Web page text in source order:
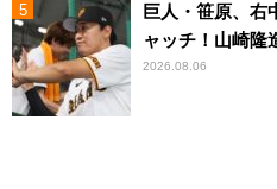
巨人・笹原、右
ャッチ！山崎隆
2026.08.06